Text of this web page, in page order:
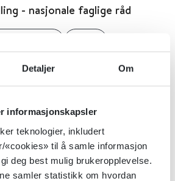
Detaljer Om
informasjonskapsler
teknologier, inkludert
«cookies» til å samle informasjon
deg best mulig brukeropplevelse.
samler statistikk om hvordan
- nasjonale faglige råd
av hjerte- og
2024